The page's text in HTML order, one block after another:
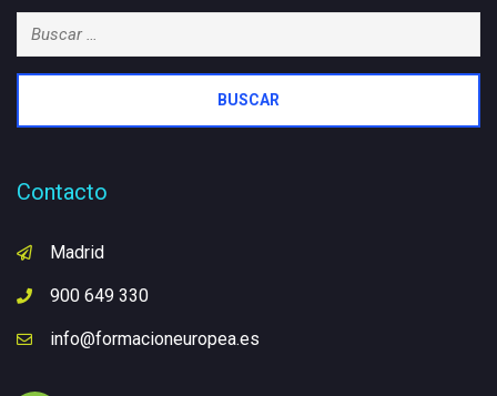
Buscar:
Contacto
Madrid
900 649 330
info@formacioneuropea.es